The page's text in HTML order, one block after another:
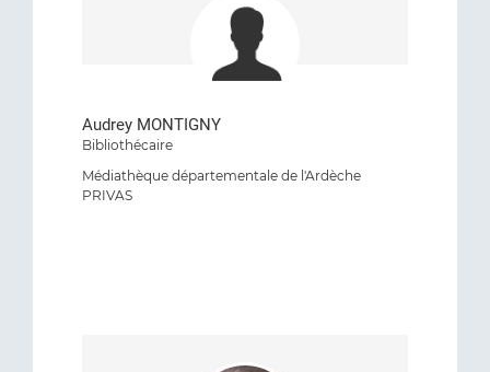
Audrey MONTIGNY
Bibliothécaire
Médiathèque départementale de l'Ardèche
PRIVAS